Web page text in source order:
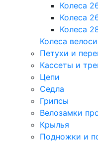
Колеса
Колеса
Колеса
Колеса
Петухи и
Кассеты и
Цепи
Седла
Грипсы
Велозамки
Крылья
Подножки и